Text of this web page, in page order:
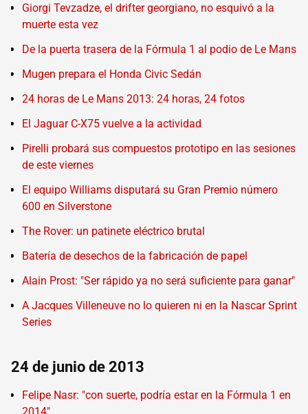
Giorgi Tevzadze, el drifter georgiano, no esquivó a la
muerte esta vez
De la puerta trasera de la Fórmula 1 al podio de Le Mans
Mugen prepara el Honda Civic Sedán
24 horas de Le Mans 2013: 24 horas, 24 fotos
El Jaguar C-X75 vuelve a la actividad
Pirelli probará sus compuestos prototipo en las sesiones
de este viernes
El equipo Williams disputará su Gran Premio número
600 en Silverstone
The Rover: un patinete eléctrico brutal
Batería de desechos de la fabricación de papel
Alain Prost: "Ser rápido ya no será suficiente para ganar"
A Jacques Villeneuve no lo quieren ni en la Nascar Sprint
Series
24 de junio de 2013
Felipe Nasr: "con suerte, podría estar en la Fórmula 1 en